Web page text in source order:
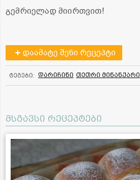
გემრიელად მიირთვით!
დაამატე შენი რეცეპტი
ტეგები: დარიჩინი თეთრი მინანქარი
მსგავსი რეცეპტები